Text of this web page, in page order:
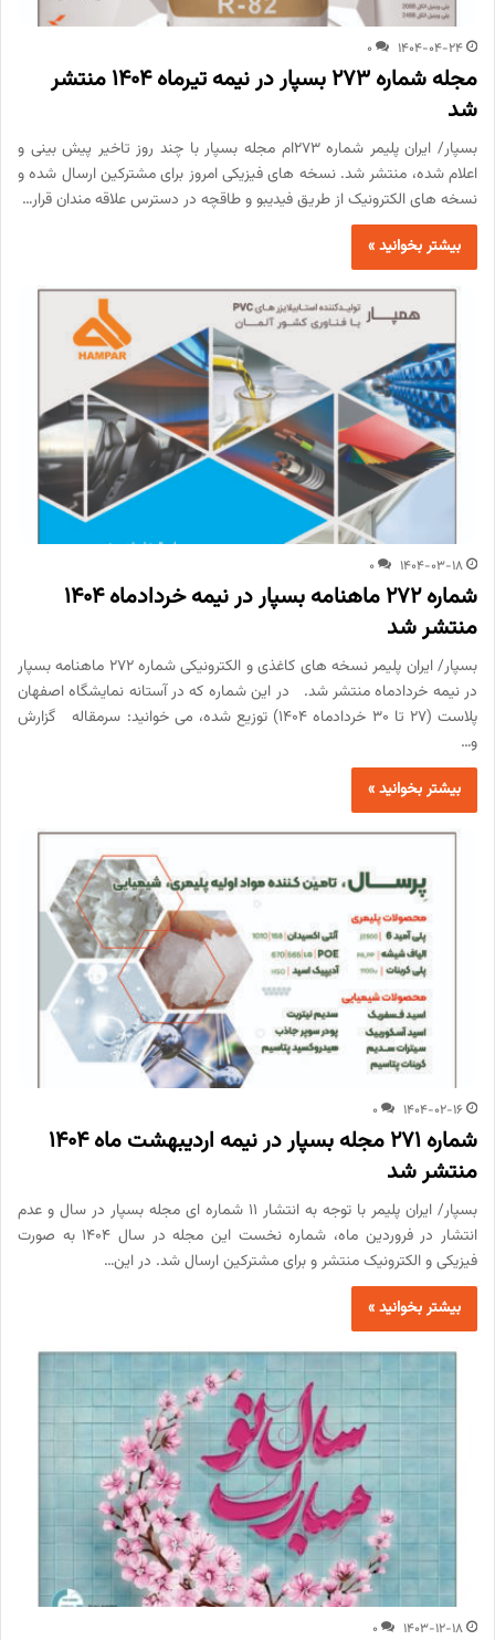
1404-04-24
0
مجله شماره 273 بسپار در نیمه تیرماه 1404 منتشر
شد
بسپار/ ایران پلیمر شماره 273ام مجله بسپار با چند روز تاخیر پیش بینی و
اعلام شده، منتشر شد. نسخه های فیزیکی امروز برای مشترکین ارسال شده و
نسخه های الکترونیک از طریق فیدیبو و طاقچه در دسترس علاقه مندان قرار…
بیشتر بخوانید »
1404-03-18
0
شماره 272 ماهنامه بسپار در نیمه خردادماه 1404
منتشر شد
بسپار/ ایران پلیمر نسخه های کاغذی و الکترونیکی شماره 272 ماهنامه بسپار
در نیمه خردادماه منتشر شد. در این شماره که در آستانه نمایشگاه اصفهان
پلاست (27 تا 30 خردادماه 1404) توزیع شده، می خوانید: سرمقاله گزارش
و…
بیشتر بخوانید »
1404-02-16
0
شماره 271 مجله بسپار در نیمه اردیبهشت ماه 1404
منتشر شد
بسپار/ ایران پلیمر با توجه به انتشار 11 شماره ای مجله بسپار در سال و عدم
انتشار در فروردین ماه، شماره نخست این مجله در سال 1404 به صورت
فیزیکی و الکترونیک منتشر و برای مشترکین ارسال شد. در این…
بیشتر بخوانید »
1403-12-18
0